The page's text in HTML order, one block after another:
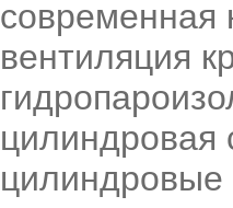
современная
вентиляция
цилиндровая